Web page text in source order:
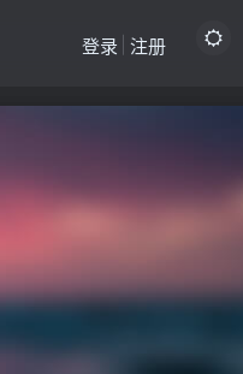
登录 注册